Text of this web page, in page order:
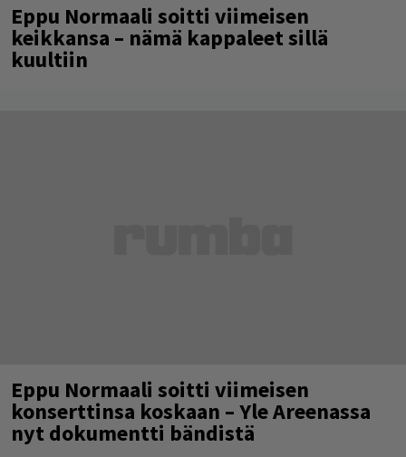
Eppu Normaali soitti viimeisen
keikkansa – nämä kappaleet sillä
kuultiin
Eppu Normaali soitti viimeisen
konserttinsa koskaan – Yle Areenassa
nyt dokumentti bändistä